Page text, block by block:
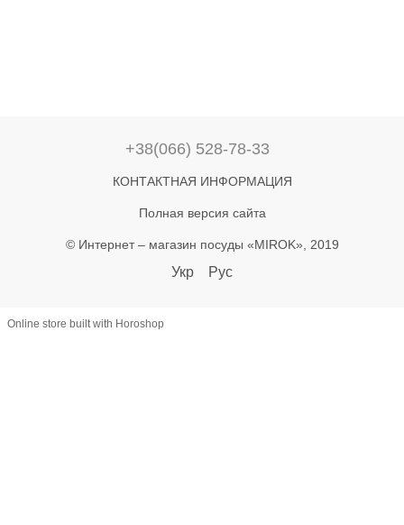
+38(066) 528-78-33
КОНТАКТНАЯ ИНФОРМАЦИЯ
Полная версия сайта
© Интернет – магазин посуды «MIROK», 2019
Укр Рус
Online store built with Horoshop